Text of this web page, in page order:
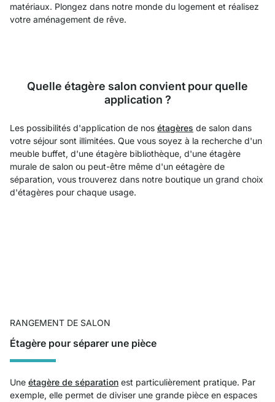
matériaux. Plongez dans notre monde du logement et réalisez
votre aménagement de rêve.
Quelle étagère salon convient pour quelle
application ?
Les possibilités d'application de nos étagères de salon dans
votre séjour sont illimitées. Que vous soyez à la recherche d'un
meuble buffet, d'une étagère bibliothèque, d'une étagère
murale de salon ou peut-être même d'un eétagère de
séparation, vous trouverez dans notre boutique un grand choix
d'étagères pour chaque usage.
RANGEMENT DE SALON
Étagère pour séparer une pièce
Une étagère de séparation est particulièrement pratique. Par
exemple, elle permet de diviser une grande pièce en espaces